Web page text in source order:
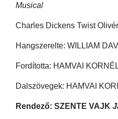
Musical
Charles Dickens Twist
Hangszerelte: WILLIAM
Fordította: HAMVAI
Dalszövegek: HAMVAI
Rendező: SZENTE VAJK